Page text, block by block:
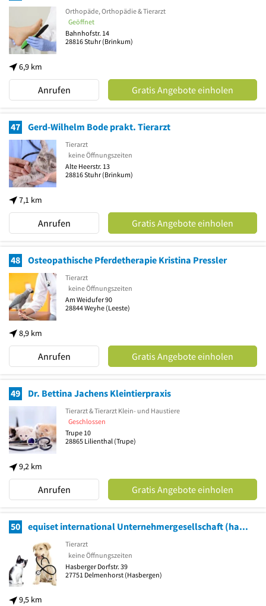
6,9 km
Orthopäde, Orthopädie & Tierarzt
Geöffnet
Bahnhofstr. 14
28816Stuhr(Brinkum)
Anrufen Gratis Angebote einholen
47 Gerd-Wilhelm Bode prakt. Tierarzt
7,1 km
Tierarzt
keine Öffnungszeiten
Alte Heerstr. 13
28816Stuhr(Brinkum)
Anrufen Gratis Angebote einholen
48 Osteopathische Pferdetherapie Kristina Pressler
8,9 km
Tierarzt
keine Öffnungszeiten
Am Weidufer 90
28844Weyhe (Leeste)
Anrufen Gratis Angebote einholen
49 Dr. Bettina Jachens Kleintierpraxis
9,2 km
Tierarzt & Tierarzt Klein- und Haustiere
Geschlossen
Trupe 10
28865 Lilienthal (Trupe)
Anrufen Gratis Angebote einholen
50 equiset international Unternehmergesellschaft (haftungsbeschränkt)
9,5 km
Tierarzt
keine Öffnungszeiten
Hasberger Dorfstr. 39
27751 Delmenhorst (Hasbergen)